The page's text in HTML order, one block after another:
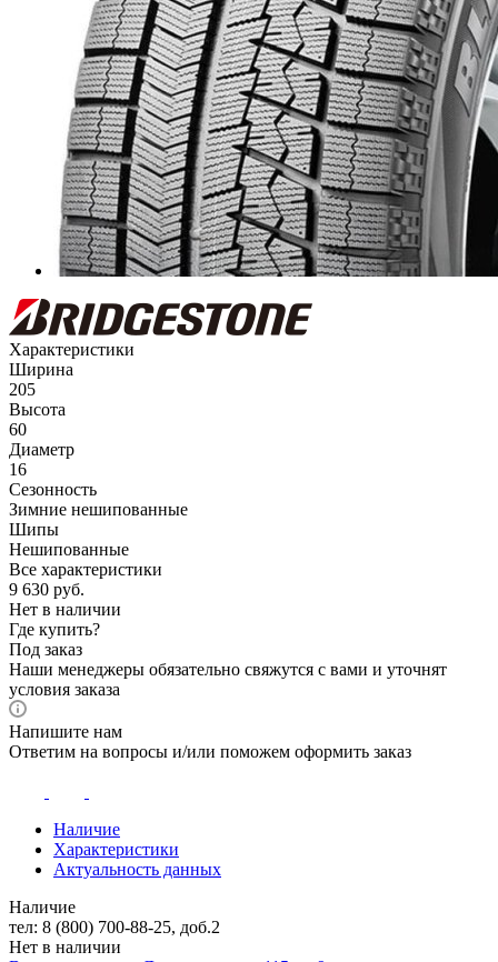
Характеристики
Ширина
205
Высота
60
Диаметр
16
Сезонность
Зимние нешипованные
Шипы
Нешипованные
Все характеристики
9 630 руб.
Нет в наличии
Где купить?
Под заказ
Наши менеджеры обязательно свяжутся с вами и уточнят
условия заказа
Напишите нам
Ответим на вопросы и/или поможем оформить заказ
Наличие
Характеристики
Актуальность данных
Наличие
тел: 8 (800) 700-88-25, доб.2
Нет в наличии